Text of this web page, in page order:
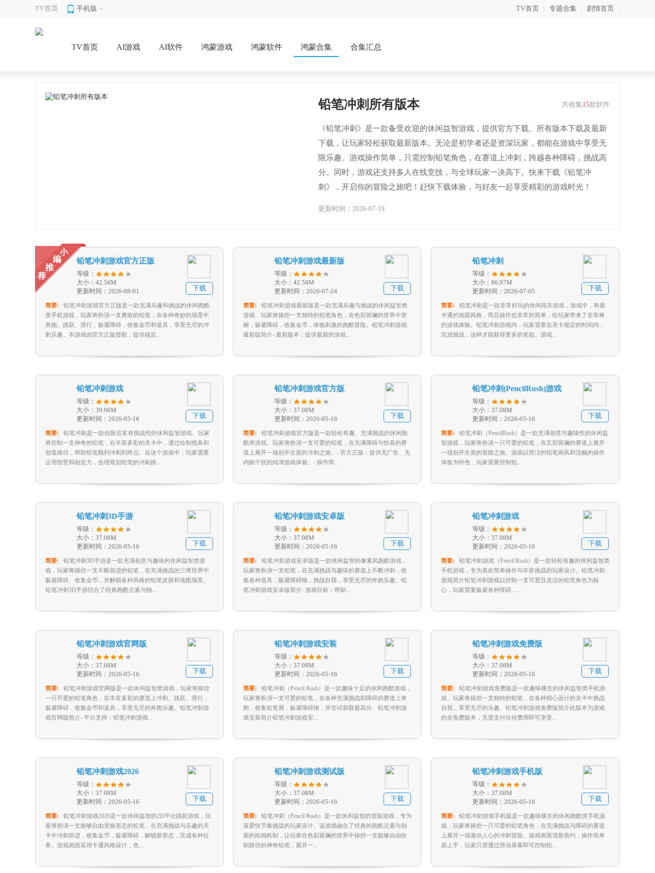
TV首页 手机版 TV首页 专题合集 剧情首页
TV首页 AI游戏 AI软件 鸿蒙游戏 鸿蒙软件 鸿蒙合集 合集汇总
共收集15款软件
铅笔冲刺所有版本
《铅笔冲刺》是一款备受欢迎的休闲益智游戏，提供官方下载、所有版本下载及最新
下载，让玩家轻松获取最新版本。无论是初学者还是资深玩家，都能在游戏中享受无
限乐趣。游戏操作简单，只需控制铅笔角色，在赛道上冲刺，跨越各种障碍，挑战高
分。同时，游戏还支持多人在线竞技，与全球玩家一决高下。快来下载《铅笔冲
刺》，开启你的冒险之旅吧！赶快下载体验，与好友一起享受精彩的游戏时光！
更新时间：2026-07-19
铅笔冲刺游戏官方正版
等级：
大小：42.56M
更新时间：2026-08-01
下载
简要:
铅笔冲刺游戏官方正版是一款充满乐趣和挑战的休闲跑酷
类手机游戏，玩家将扮演一支勇敢的铅笔，在各种奇妙的场景中
奔跑、跳跃、滑行，躲避障碍，收集金币和道具，享受无尽的冲
刺乐趣。本游戏由官方正版授权，提供稳定...
铅笔冲刺游戏最新版
等级：
大小：42.58M
更新时间：2026-07-24
下载
简要:
铅笔冲刺游戏最新版是一款充满乐趣与挑战的休闲益智类
游戏，玩家将操控一支独特的铅笔角色，在色彩斑斓的世界中穿
梭，躲避障碍，收集金币，体验刺激的跑酷冒险。铅笔冲刺游戏
最新版简介- 最新版本：提供最新的游戏...
铅笔冲刺
等级：
大小：86.97M
更新时间：2026-07-05
下载
简要:
铅笔冲刺是一款非常好玩的休闲闯关游戏，游戏中，有着
卡通的画面风格，而且操作也非常的简单，给玩家带来了非常棒
的游戏体验。铅笔冲刺游戏内，玩家需要在关卡规定的时间内，
完成挑战，这样才能获得更多的奖励。游戏...
铅笔冲刺游戏
等级：
大小：39.96M
更新时间：2026-05-16
下载
简要:
铅笔冲刺是一款创新且富有挑战性的休闲益智游戏。玩家
将控制一支神奇的铅笔，在丰富多彩的关卡中，通过绘制线条和
创造路径，帮助铅笔顺利冲刺到终点。在这个游戏中，玩家需要
运用智慧和创造力，合理规划铅笔的冲刺路...
铅笔冲刺游戏官方版
等级：
大小：37.08M
更新时间：2026-05-16
下载
简要:
铅笔冲刺游戏官方版是一款轻松有趣、充满挑战的休闲跑
酷类游戏。玩家将扮演一支可爱的铅笔，在充满障碍与惊喜的赛
道上展开一场别开生面的冲刺之旅。- 官方正版：提供无广告、无
内购干扰的纯净游戏体验。- 操作简...
铅笔冲刺(PencilRush)游戏
等级：
大小：37.08M
更新时间：2026-05-16
下载
简要:
铅笔冲刺（PencilRush）是一款充满创意与趣味性的休闲益
智游戏，玩家将扮演一只可爱的铅笔，在五彩斑斓的赛道上展开
一场别开生面的冒险之旅。游戏以简洁的铅笔画风和流畅的操作
体验为特色，玩家需要控制铅...
铅笔冲刺3D手游
等级：
大小：37.08M
更新时间：2026-05-16
下载
简要:
铅笔冲刺3D手游是一款充满创意与趣味的休闲益智类游
戏，玩家将操控一支不断前进的铅笔，在充满挑战的三维世界中
躲避障碍、收集金币，并解锁各种风格的铅笔皮肤和地图场景。
铅笔冲刺3D手游结合了经典跑酷元素与独...
铅笔冲刺游戏安卓版
等级：
大小：37.08M
更新时间：2026-05-16
下载
简要:
铅笔冲刺游戏安卓版是一款休闲益智的像素风跑酷游戏，
玩家将扮演一支铅笔，在充满挑战与趣味的赛道上不断冲刺，收
集各种道具，躲避障碍物，挑战自我，享受无尽的奔跑乐趣。铅
笔冲刺游戏安卓版简介- 游戏目标：帮助...
铅笔冲刺游戏
等级：
大小：37.08M
更新时间：2026-05-16
下载
简要:
铅笔冲刺游戏（Pencil Rush）是一款轻松有趣的休闲益智类
手机游戏，专为喜欢简单操作与丰富挑战的玩家设计。铅笔冲刺
游戏简介铅笔冲刺游戏以控制一支可爱且灵活的铅笔角色为核
心，玩家需要躲避各种障碍，...
铅笔冲刺游戏官网版
等级：
大小：37.08M
更新时间：2026-05-16
下载
简要:
铅笔冲刺游戏官网版是一款休闲益智类游戏，玩家将操控
一只可爱的铅笔角色，在丰富多彩的赛道上冲刺、跳跃、滑行，
躲避障碍，收集金币和道具，享受无尽的奔跑乐趣。铅笔冲刺游
戏官网版简介- 平台支持：铅笔冲刺游戏...
铅笔冲刺游戏安装
等级：
大小：37.08M
更新时间：2026-05-16
下载
简要:
铅笔冲刺（Pencil Rush）是一款趣味十足的休闲跑酷游戏，
玩家将扮演一支可爱的铅笔，在各种充满挑战和障碍的赛道上奔
跑，收集铅笔屑，躲避障碍物，并尝试获取最高分。铅笔冲刺游
戏安装简介铅笔冲刺游戏安...
铅笔冲刺游戏免费版
等级：
大小：37.08M
更新时间：2026-05-16
下载
简要:
铅笔冲刺游戏免费版是一款趣味横生的休闲益智类手机游
戏，玩家将操控一支独特的铅笔，在各种精心设计的关卡中挑战
自我，享受无尽的乐趣。铅笔冲刺游戏免费版简介此版本为游戏
的全免费版本，无需支付任何费用即可享受...
铅笔冲刺游戏2026
等级：
大小：37.08M
更新时间：2026-05-16
下载
简要:
铅笔冲刺游戏2026是一款休闲益智的2D平台跳跃游戏，玩
家将扮演一支能够自由变换形态的铅笔，在充满挑战与乐趣的关
卡中冲刺前进，收集金币，躲避障碍，解锁新形态，完成各种任
务。游戏画面采用卡通风格设计，色...
铅笔冲刺游戏测试版
等级：
大小：37.08M
更新时间：2026-05-16
下载
简要:
铅笔冲刺（Pencil Rush）是一款休闲益智的冒险游戏，专为
喜爱快节奏挑战的玩家设计。该游戏融合了经典的跑酷元素与创
新的绘画机制，让玩家在色彩斑斓的世界中操控一支能够自由绘
制路径的神奇铅笔，展开一...
铅笔冲刺游戏手机版
等级：
大小：37.08M
更新时间：2026-05-16
下载
简要:
铅笔冲刺游戏手机版是一款趣味横生的休闲跑酷类手机游
戏，玩家将操控一只可爱的铅笔角色，在充满挑战与障碍的赛道
上展开一场激动人心的冲刺冒险。游戏画面清新简约，操作简单
易上手，玩家只需通过滑动屏幕即可控制铅...